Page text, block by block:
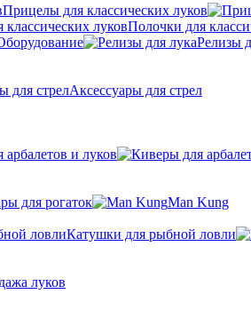
Прицелы для классических луков
Полочки для
Релизы
Аксессуары для стрел
и луков
для рогаток
Man Kung
Катушки для рыбной ловли
луков